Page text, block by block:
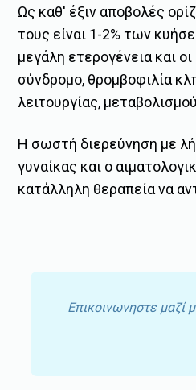
Ως καθ' έξιν αποβολές
τους είναι 1-2% των
μεγάλη ετερογένεια και
σύνδρομο, θρομβοφιλία
λειτουργίας,
Η σωστή διερεύνηση με
γυναίκας και ο
κατάλληλη θεραπεία να
Επικοινωνηστε μαζί